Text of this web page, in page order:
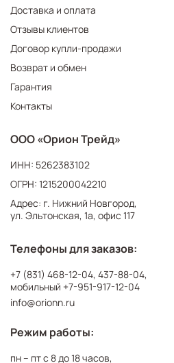
Доставка и оплата
Отзывы клиентов
Договор купли-продажи
Возврат и обмен
Гарантия
Контакты
ООО «Орион Трейд»
ИНН: 5262383102
ОГРН: 1215200042210
Адрес: г. Нижний Новгород,
ул. Эльтонская, 1а, офис 117
Телефоны для заказов:
+7 (831) 468-12-04, 437-88-04,
мобильный +7-951-917-12-04
info@orionn.ru
Режим работы:
пн – пт с 8 до 18 часов,